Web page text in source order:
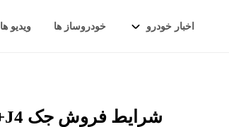
اخبار خودرو خودروساز ها ویدیو ها
شرایط فروش جک J4+ مهرماه 1403